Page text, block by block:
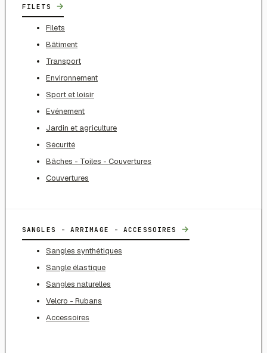
FILETS →
Filets
Bâtiment
Transport
Environnement
Sport et loisir
Evénement
Jardin et agriculture
Sécurité
Bâches - Toiles - Couvertures
Couvertures
SANGLES - ARRIMAGE - ACCESSOIRES →
Sangles synthétiques
Sangle élastique
Sangles naturelles
Velcro - Rubans
Accessoires